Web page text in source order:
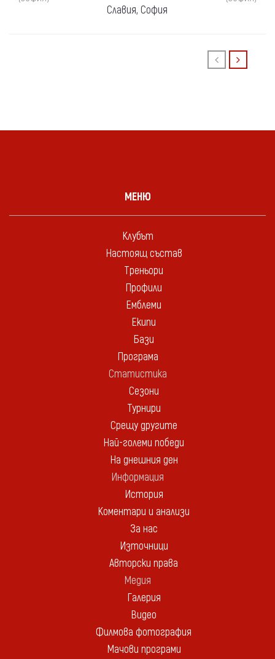
Славия, София
МЕНЮ
Клубът
Настоящ състав
Треньори
Профили
Емблеми
Екипи
Бази
Програма
Статистика
Сезони
Турнири
Срещу другите
Най-големи победи
На днешния ден
Информация
История
Коментари и анализи
За нас
Източници
Авторски права
Медия
Галерия
Видео
Филмова фотография
Мачови програми